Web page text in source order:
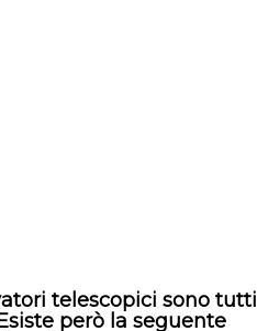
telescopici sono
però la seguente